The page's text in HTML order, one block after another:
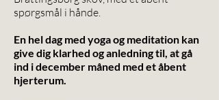
spørgsmål i hånde.
En hel dag med yoga og meditation kan
give dig klarhed og anledning til, at gå
ind i december måned med et åbent
hjerterum.